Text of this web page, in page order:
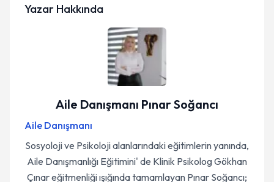
Yazar Hakkında
Aile Danışmanı Pınar Soğancı
Aile Danışmanı
Sosyoloji ve Psikoloji alanlarındaki eğitimlerin yanında,
Aile Danışmanlığı Eğitimini' de Klinik Psikolog Gökhan
Çınar eğitmenliği ışığında tamamlayan Pınar Soğancı;